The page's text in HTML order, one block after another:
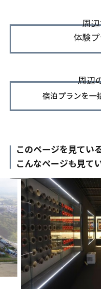
周
体験
周辺
宿泊プランを一
このページを見てい
こんなページも見て